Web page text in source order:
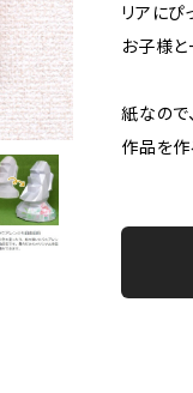
リアにぴ
お子様と
紙なので
作品を作